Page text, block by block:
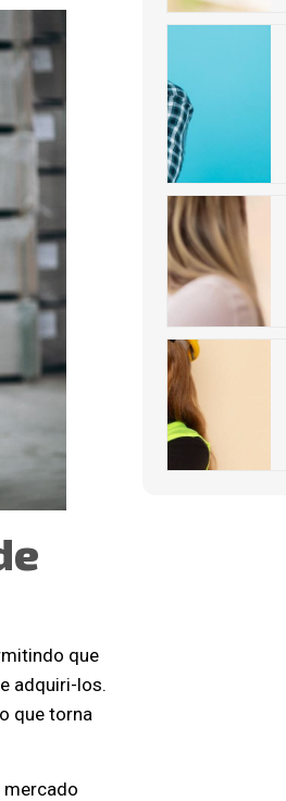
que
adquiri-los.
que torna
mercado